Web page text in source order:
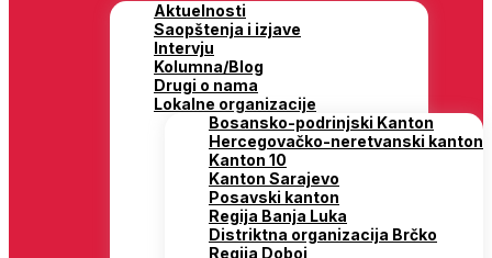
Aktuelnosti
Saopštenja i izjave
Intervju
Kolumna/Blog
Drugi o nama
Lokalne organizacije
Bosansko-podrinjski Kanton
Hercegovačko-neretvanski kanton
Kanton 10
Kanton Sarajevo
Posavski kanton
Regija Banja Luka
Distriktna organizacija Brčko
Regija Doboj